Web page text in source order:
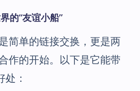
的“友谊小船”
简单的链接交换，更是两
作的开始。以下是它能带
处：